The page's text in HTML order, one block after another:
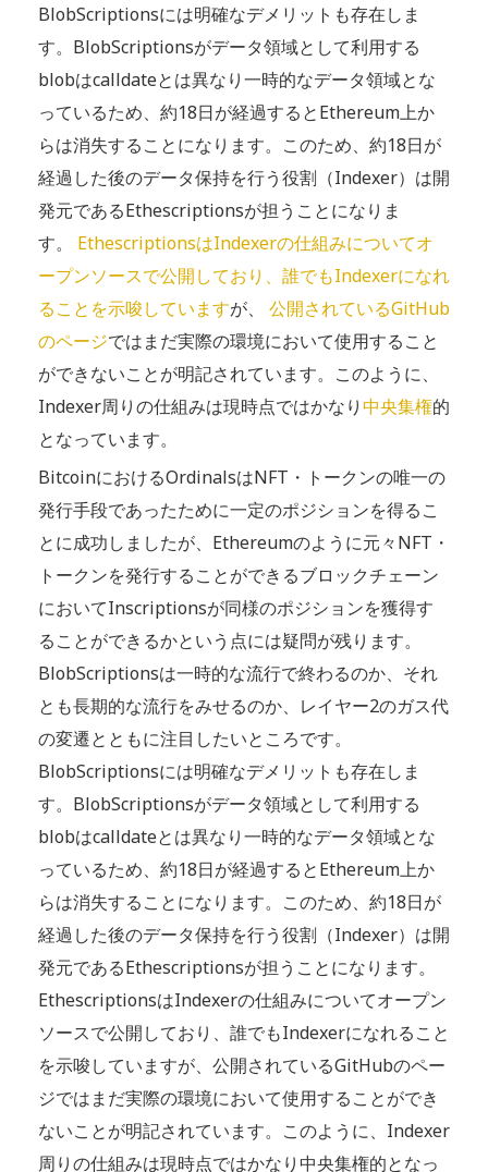
BlobScriptionsには明確なデメリットも存在しま
す。BlobScriptionsがデータ領域として利用する
blobはcalldateとは異なり一時的なデータ領域とな
っているため、約18日が経過するとEthereum上か
らは消失することになります。このため、約18日が
経過した後のデータ保持を行う役割（Indexer）は開
発元であるEthescriptionsが担うことになりま
す。
EthescriptionsはIndexerの仕組みについてオ
ープンソースで公開しており、誰でもIndexerになれ
ることを示唆していますが、
公開されているGitHub
のページではまだ実際の環境において使用すること
ができないことが明記されています。このように、
Indexer周りの仕組みは現時点ではかなり中央集権的
となっています。
BitcoinにおけるOrdinalsはNFT・トークンの唯一の
発行手段であったために一定のポジションを得るこ
とに成功しましたが、Ethereumのように元々NFT・
トークンを発行することができるブロックチェーン
においてInscriptionsが同様のポジションを獲得す
ることができるかという点には疑問が残ります。
BlobScriptionsは一時的な流行で終わるのか、それ
とも長期的な流行をみせるのか、レイヤー2のガス代
の変遷とともに注目したいところです。
BlobScriptionsには明確なデメリットも存在しま
す。BlobScriptionsがデータ領域として利用する
blobはcalldateとは異なり一時的なデータ領域とな
っているため、約18日が経過するとEthereum上か
らは消失することになります。このため、約18日が
経過した後のデータ保持を行う役割（Indexer）は開
発元であるEthescriptionsが担うことになります。
EthescriptionsはIndexerの仕組みについてオープン
ソースで公開しており、誰でもIndexerになれること
を示唆していますが、公開されているGitHubのペー
ジではまだ実際の環境において使用することができ
ないことが明記されています。このように、Indexer
周りの仕組みは現時点ではかなり中央集権的となっ